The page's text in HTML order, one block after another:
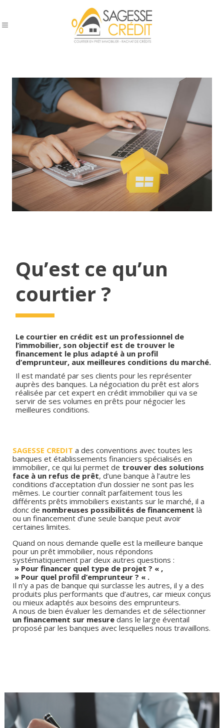
Qu’est ce qu’un
courtier ?
Le courtier en crédit est un professionnel de
l’immobilier, son objectif est de trouver le
financement le plus adapté à un profil
d’emprunteur, aux meilleures conditions du marché.
Il est mandaté par ses clients pour les représenter
auprès des banques. La négociation du prêt est alors
réalisée par cet expert en crédit immobilier qui va se
servir de ses volumes en prêts pour négocier les
meilleures conditions.
SAGESSE CREDIT a des conventions avec toutes les
banques et établissements financiers spécialisés en
immobilier, ce qui lui permet de trouver des solutions
face à un refus de prêt, d’une banque à l’autre les
conditions d’acceptation d’un dossier ne sont pas les
mêmes. Le courtier connaît parfaitement tous les
différents prêts immobiliers existants sur le marché, il a
donc de nombreuses possibilités de financement là
ou un financement d’une seule banque peut avoir
certaines limites.
Quand on nous demande quelle est la meilleure banque
pour un prêt immobilier, nous répondons
systématiquement par deux autres questions :
» Pour financer quel type de projet ? « ,
» Pour quel profil d’emprunteur ? « .
Il n’y a pas de banque qui surclasse les autres, il y a des
produits plus performants que d’autres, car mieux conçus
ou mieux adaptés aux besoins des emprunteurs.
A nous de bien évaluer les demandes et de sélectionner
un financement sur mesuredans le large éventail
proposé par les banques avec lesquelles nous travaillons.